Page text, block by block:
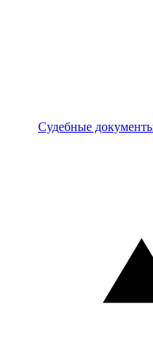
Документы
Судебные